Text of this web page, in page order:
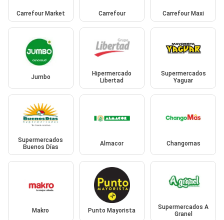
Carrefour Market Carrefour Carrefour Maxi
Jumbo
Hipermercado
Libertad
Supermercados
Yaguar
Supermercados
Buenos Días
Almacor Changomas
Makro Punto Mayorista
Supermercados A
Granel